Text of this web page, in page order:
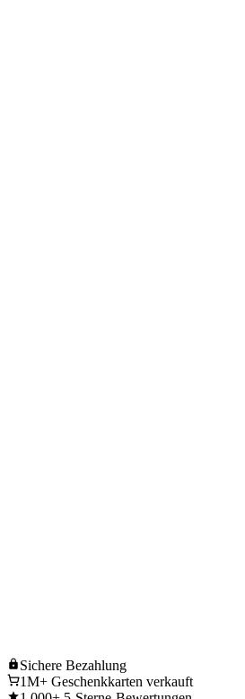
Sichere Bezahlung
1M+ Geschenkkarten verkauft